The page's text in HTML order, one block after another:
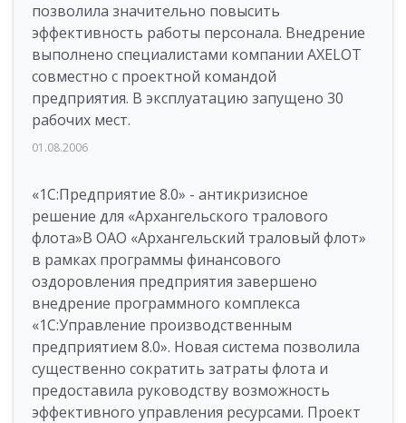
позволила значительно повысить
эффективность работы персонала. Внедрение
выполнено специалистами компании AXELOT
совместно с проектной командой
предприятия. В эксплуатацию запущено 30
рабочих мест.
01.08.2006
«1С:Предприятие 8.0» - антикризисное
решение для «Архангельского тралового
флота»В ОАО «Архангельский траловый флот»
в рамках программы финансового
оздоровления предприятия завершено
внедрение программного комплекса
«1С:Управление производственным
предприятием 8.0». Новая система позволила
существенно сократить затраты флота и
предоставила руководству возможность
эффективного управления ресурсами. Проект